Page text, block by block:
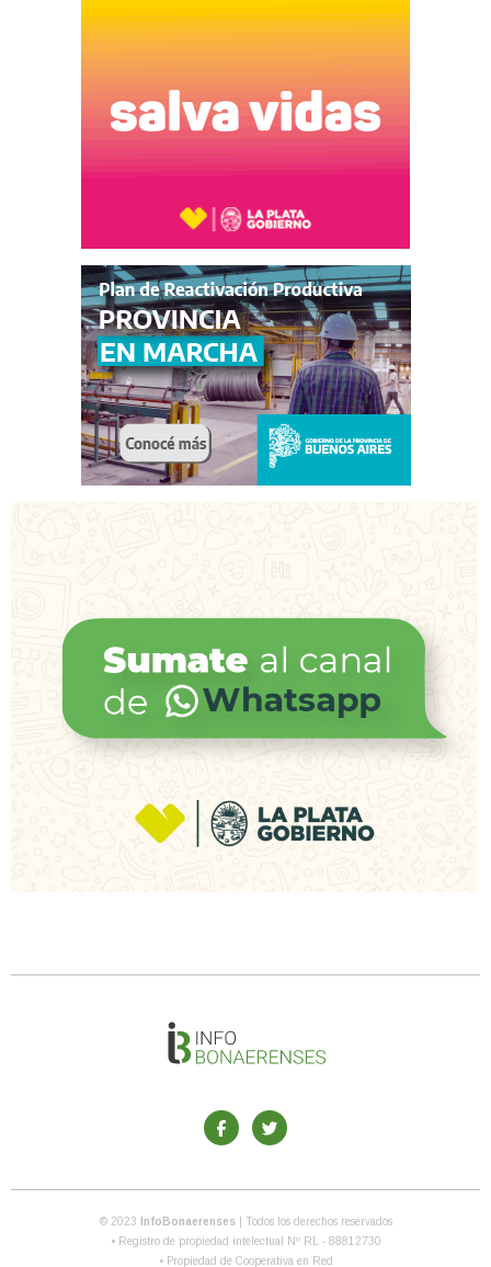
© 2023 InfoBonaerenses
| Todos los derechos reservados
• Registro de propiedad intelectual Nº RL - 88812730
• Propiedad de Cooperativa en Red